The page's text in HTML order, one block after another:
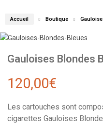
Accueil Boutique
Gauloises Blondes
120,00€
Les cartouches sont
cigarettes Gauloises